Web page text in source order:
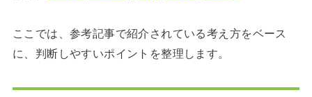
ここでは、参考記事で紹介されている考え方をベース
に、判断しやすいポイントを整理します。